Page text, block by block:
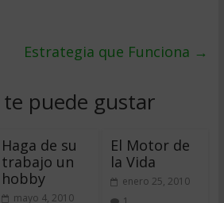
Estrategia que Funciona →
puede gustar
Haga de su
trabajo un
hobby
mayo 4, 2010
El Motor de
la Vida
enero 25, 2010